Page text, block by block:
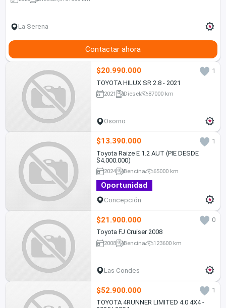
La Serena
Contactar ahora
$20.990.000
1
TOYOTA HILUX SR 2.8 - 2021
2021 Diesel 87000 km
Osorno
$13.390.000
1
Toyota Raize E 1.2 AUT (PIE DESDE
$4.000.000)
2024 Bencina 65000 km
Oportunidad
Concepción
$21.900.000
0
Toyota FJ Cruiser 2008
2008 Bencina 123600 km
Las Condes
$52.900.000
1
TOYOTA 4RUNNER LIMITED 4.0 4X4 -